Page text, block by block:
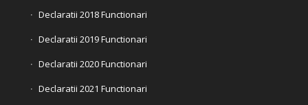
Declaratii 2018 Functionari
Declaratii 2019 Functionari
Declaratii 2020 Functionari
Declaratii 2021 Functionari